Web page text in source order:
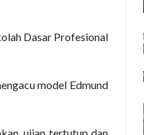
Dasar Profesional
model Edmund